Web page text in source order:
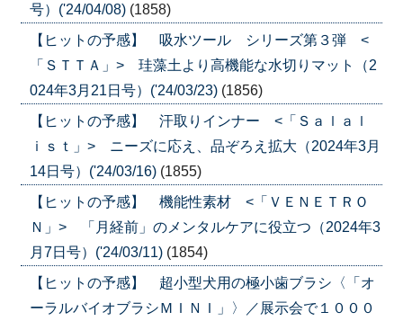
号）('24/04/08) (1858)
【ヒットの予感】 吸水ツール シリーズ第３弾 <
「ＳＴＴＡ」> 珪藻土より高機能な水切りマット（2
024年3月21日号）('24/03/23) (1856)
【ヒットの予感】 汗取りインナー <「Ｓａｌａｌ
ｉｓｔ」> ニーズに応え、品ぞろえ拡大（2024年3月
14日号）('24/03/16) (1855)
【ヒットの予感】 機能性素材 <「ＶＥＮＥＴＲＯ
Ｎ」> 「月経前」のメンタルケアに役立つ（2024年3
月7日号）('24/03/11) (1854)
【ヒットの予感】 超小型犬用の極小歯ブラシ〈「オ
ーラルバイオブラシＭＩＮＩ」〉／展示会で１０００